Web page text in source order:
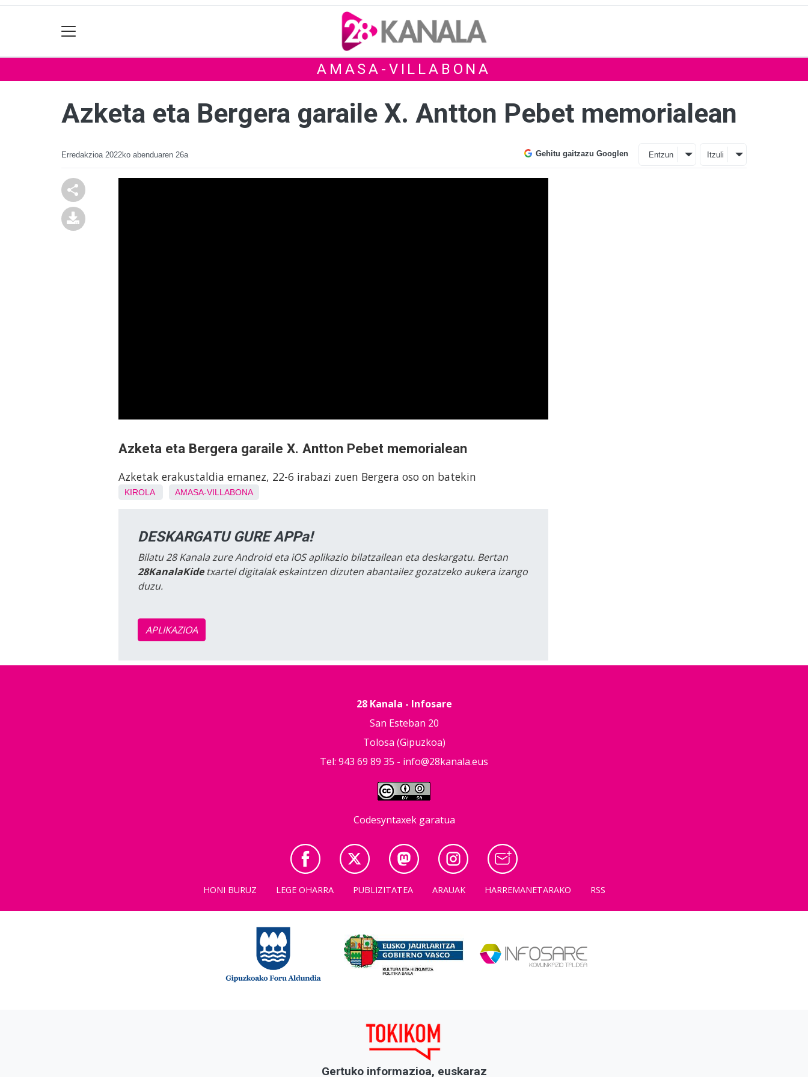
AMASA-VILLABONA
Azketa eta Bergera garaile X. Antton Pebet memorialean
Erredakzioa 2022ko abenduaren 26a Gehitu gaitzazu Googlen Entzun Itzuli
Azketa eta Bergera garaile X. Antton Pebet memorialean
Azketak erakustaldia emanez, 22-6 irabazi zuen Bergera oso on batekin
KIROLA AMASA-VILLABONA
DESKARGATU GURE APPa!
Bilatu 28 Kanala zure Android eta iOS aplikazio bilatzailean eta deskargatu. Bertan
28KanalaKidetxartel digitalak eskaintzen dizuten abantailez gozatzeko aukera izango
duzu.
APLIKAZIOA
28 Kanala - Infosare
San Esteban 20
Tolosa (Gipuzkoa)
Tel: 943 69 89 35 - info@28kanala.eus
Codesyntaxek garatua
HONI BURUZ LEGE OHARRA PUBLIZITATEA ARAUAK HARREMANETARAKO RSS
Gertuko informazioa, euskaraz